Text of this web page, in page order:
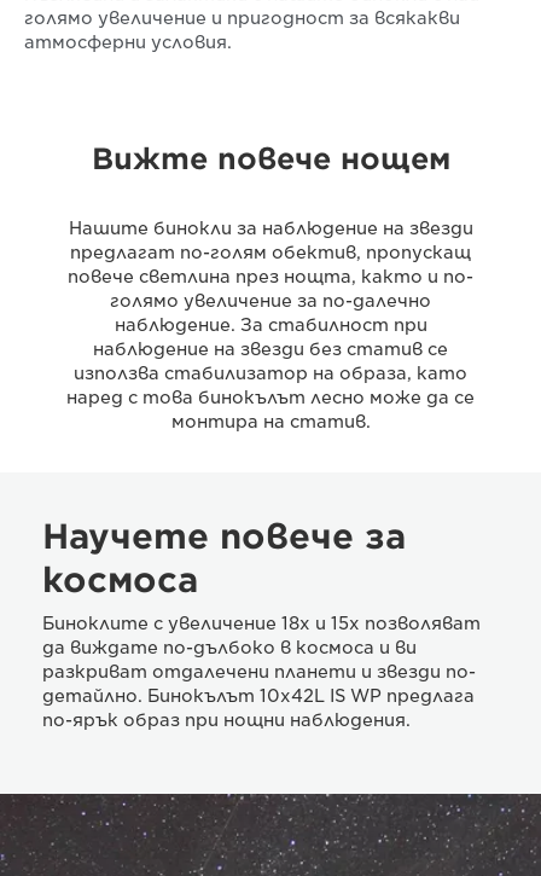
голямо увеличение и пригодност за всякакви
атмосферни условия.
Вижте повече нощем
Нашите бинокли за наблюдение на звезди
предлагат по-голям обектив, пропускащ
повече светлина през нощта, както и по-
голямо увеличение за по-далечно
наблюдение. За стабилност при
наблюдение на звезди без статив се
използва стабилизатор на образа, като
наред с това бинокълът лесно може да се
монтира на статив.
Научете повече за
космоса
Биноклите с увеличение 18x и 15x позволяват
да виждате по-дълбоко в космоса и ви
разкриват отдалечени планети и звезди по-
детайлно. Бинокълът 10x42L IS WP предлага
по-ярък образ при нощни наблюдения.